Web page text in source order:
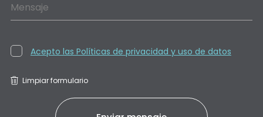
Mensaje
Acepto las Políticas de privacidad y uso de datos
Limpiar formulario